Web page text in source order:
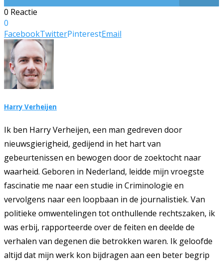
0 Reactie
0
FacebookTwitterPinterestEmail
Harry Verheijen
Ik ben Harry Verheijen, een man gedreven door
nieuwsgierigheid, gedijend in het hart van
gebeurtenissen en bewogen door de zoektocht naar
waarheid. Geboren in Nederland, leidde mijn vroegste
fascinatie me naar een studie in Criminologie en
vervolgens naar een loopbaan in de journalistiek. Van
politieke omwentelingen tot onthullende rechtszaken, ik
was erbij, rapporteerde over de feiten en deelde de
verhalen van degenen die betrokken waren. Ik geloofde
altijd dat mijn werk kon bijdragen aan een beter begrip